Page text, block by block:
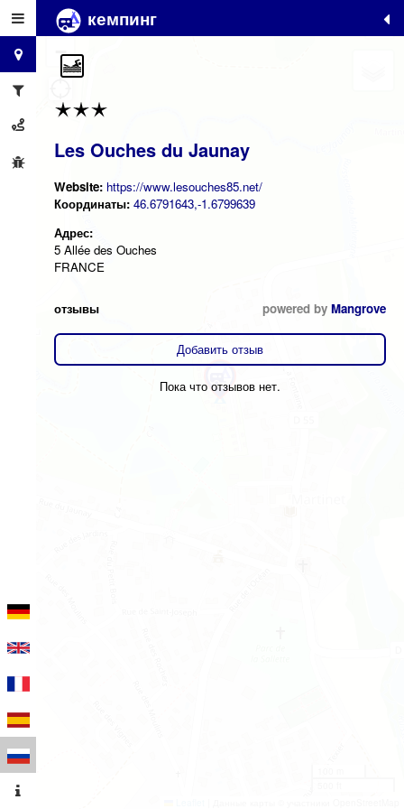
кемпинг
Les Ouches du Jaunay
Website: https://www.lesouches85.net/
Координаты: 46.6791643,-1.6799639
Адрес:
5 Allée des Ouches
FRANCE
отзывы powered by Mangrove
Добавить отзыв
Пока что отзывов нет.
+
−